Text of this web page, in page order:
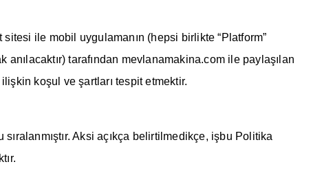
ile mobil uygulamanın (hepsi birlikte “Platform”
anılacaktır) tarafından mevlanamakina.com ile paylaşılan
koşul ve şartları tespit etmektir.
Aksi açıkça belirtilmedikçe, işbu Politika